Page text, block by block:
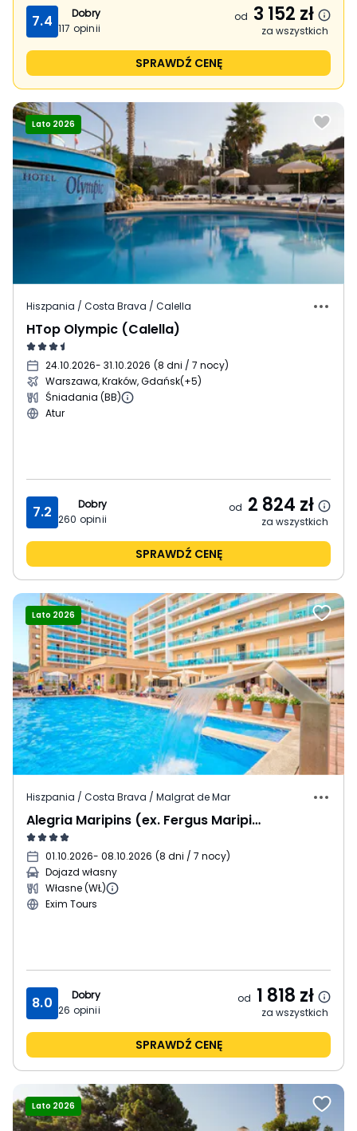
7.4
Dobry
117 opinii
od 3 152 zł
za wszystkich
SPRAWDŹ CENĘ
Lato 2026
Hiszpania / Costa Brava / Calella
HTop Olympic (Calella)
24.10.2026- 31.10.2026 (8 dni / 7 nocy)
Warszawa, Kraków, Gdańsk(+5)
Śniadania (BB)
Atur
7.2
Dobry
260 opinii
od 2 824 zł
za wszystkich
SPRAWDŹ CENĘ
Lato 2026
Hiszpania / Costa Brava / Malgrat de Mar
Alegria Maripins (ex. Fergus Maripins)
01.10.2026- 08.10.2026 (8 dni / 7 nocy)
Dojazd własny
Własne (WŁ)
Exim Tours
8.0
Dobry
26 opinii
od 1 818 zł
za wszystkich
SPRAWDŹ CENĘ
Lato 2026